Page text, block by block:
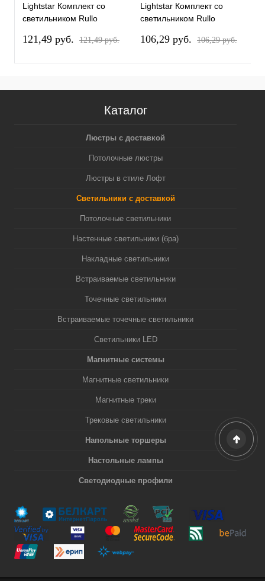
Lightstar Комплект со
светильником Rullo
121,49 pуб. 121,49 pуб.
Lightstar Комплект со
светильником Rullo
106,29 pуб. 106,29 pуб.
Каталог
Люстры с доставкой
Потолочные люстры
Люстры в стиле Лофт
Светильники с доставкой
Потолочные светильники
Настенные светильники (бра)
Накладные светильники
Встраиваемые светильники
Точечные светильники
Встраиваемые точечные светильники
Светильники LED
Магнитные системы
Магнитные светильники
Магнитные треки
Трековые светильники
Напольные торшеры
Настольные лампы
Светодиодные профили